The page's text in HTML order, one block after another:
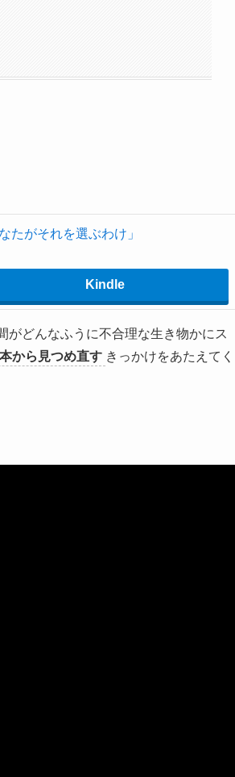
がそれを選ぶわけ」
Kindle
がどんなふうに不合理な生き物かにス
から見つめ直す きっかけをあたえてく